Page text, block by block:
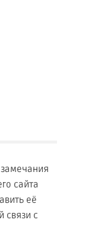
сайта
её
связи с